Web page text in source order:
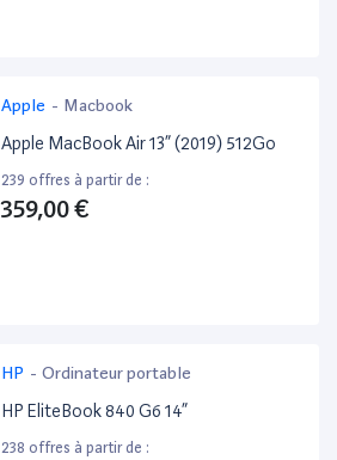
Apple - Macbook
Apple MacBook Air 13” (2019) 512Go
239 offres à partir de :
359,00 €
HP - Ordinateur portable
HP EliteBook 840 G6 14”
238 offres à partir de :